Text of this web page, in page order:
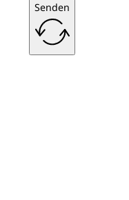
Senden